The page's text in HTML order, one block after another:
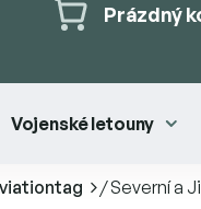
NÁKUPNÍ
Prázdný
Vojenské letouny
/Severní a